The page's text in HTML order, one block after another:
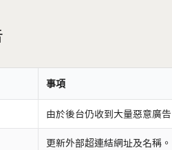
事項
由於後台仍收到大量惡意廣
更新外部超連結網址及名稱。